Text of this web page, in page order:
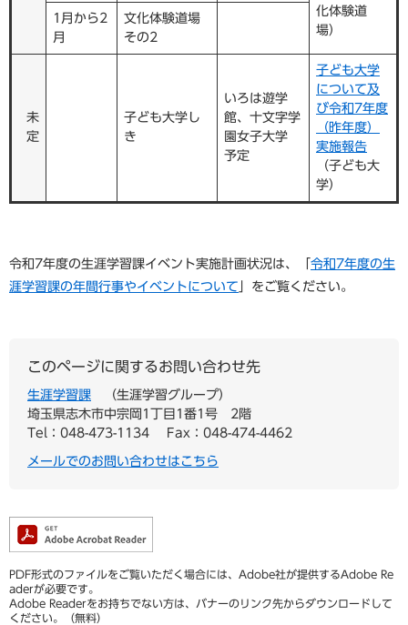
化体験道
場）
1月から2
月
文化体験道場
その2
未
定
子ども大学し
き
いろは遊学
館、十文字学
園女子大学
予定
子ども大学
について及
び令和7年度
（昨年度）
実施報告
（子ども大
学）
令和7年度の生涯学習課イベント実施計画状況は、「 令和7年度の生
涯学習課の年間行事やイベントについて 」をご覧ください。
このページに関するお問い合わせ先
生涯学習課
生涯学習グループ
埼玉県志木市中宗岡1丁目1番1号 2階
Tel：048-473-1134
Fax：048-474-4462
メールでのお問い合わせはこちら
PDF形式のファイルをご覧いただく場合には、Adobe社が提供するAdobe Re
aderが必要です。
Adobe Readerをお持ちでない方は、バナーのリンク先からダウンロードして
ください。（無料）